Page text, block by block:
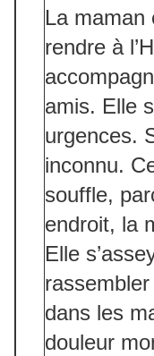
La maman
rendre à
amis. Elle
urgences.
inconnu.
souffle,
endroit, la
Elle
dans les
douleur